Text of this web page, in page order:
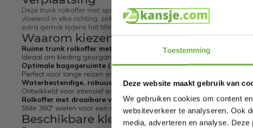
Toestemming
Deze website maakt gebruik van
We gebruiken cookies om content
websiteverkeer te analyseren. Ook
media, adverteren en analyse.
Deze trunk rolkoffer met spinner wielen is uitgerust met vier stil
vloeiend in elke richting, zelfs als hij volledig gevuld is. De in hoogte
extra gemak tijdens het tillen en verplaatsen.
Waarom kiezen voor de SKYCASES
Ruime trunk rolkoffer met een groter opbergvak dan gebruikelijk
Ideaal om kleding georganiseerd en efficiënt op te bergen.
Optimale bagageruimte (105L)
Perfect voor lange reizen en afgelegen bestemmingen.
Waterbestendige, robuuste en schokbestendige koffer
Ontwikkeld voor intensief en langdurig gebruik.
Rolkoffer met draaibare wielen
Stille 360° wielen voor een soepele en stabiele rit.
Beschikbare kleuren